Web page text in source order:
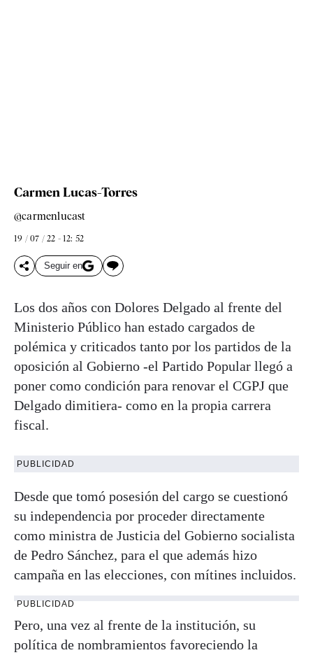
Carmen Lucas-Torres
@carmenlucast
19 / 07 / 22 - 12: 52
Seguir en
Los dos años con Dolores Delgado al frente del
Ministerio Público han estado cargados de
polémica y criticados tanto por los partidos de la
oposición al Gobierno -el Partido Popular llegó a
poner como condición para renovar el CGPJ que
Delgado dimitiera- como en la propia carrera
fiscal.
PUBLICIDAD
Desde que tomó posesión del cargo se cuestionó
su independencia por proceder directamente
como ministra de Justicia del Gobierno socialista
de Pedro Sánchez, para el que además hizo
campaña en las elecciones, con mítines incluidos.
PUBLICIDAD
Pero, una vez al frente de la institución, su
política de nombramientos favoreciendo la